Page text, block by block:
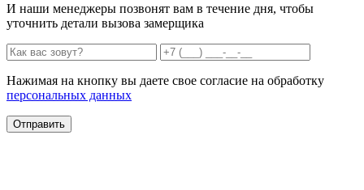
И наши менеджеры позвонят вам в течение дня, чтобы
уточнить детали вызова замерщика
Нажимая на кнопку вы даете свое согласие на обработку
персональных данных
Отправить